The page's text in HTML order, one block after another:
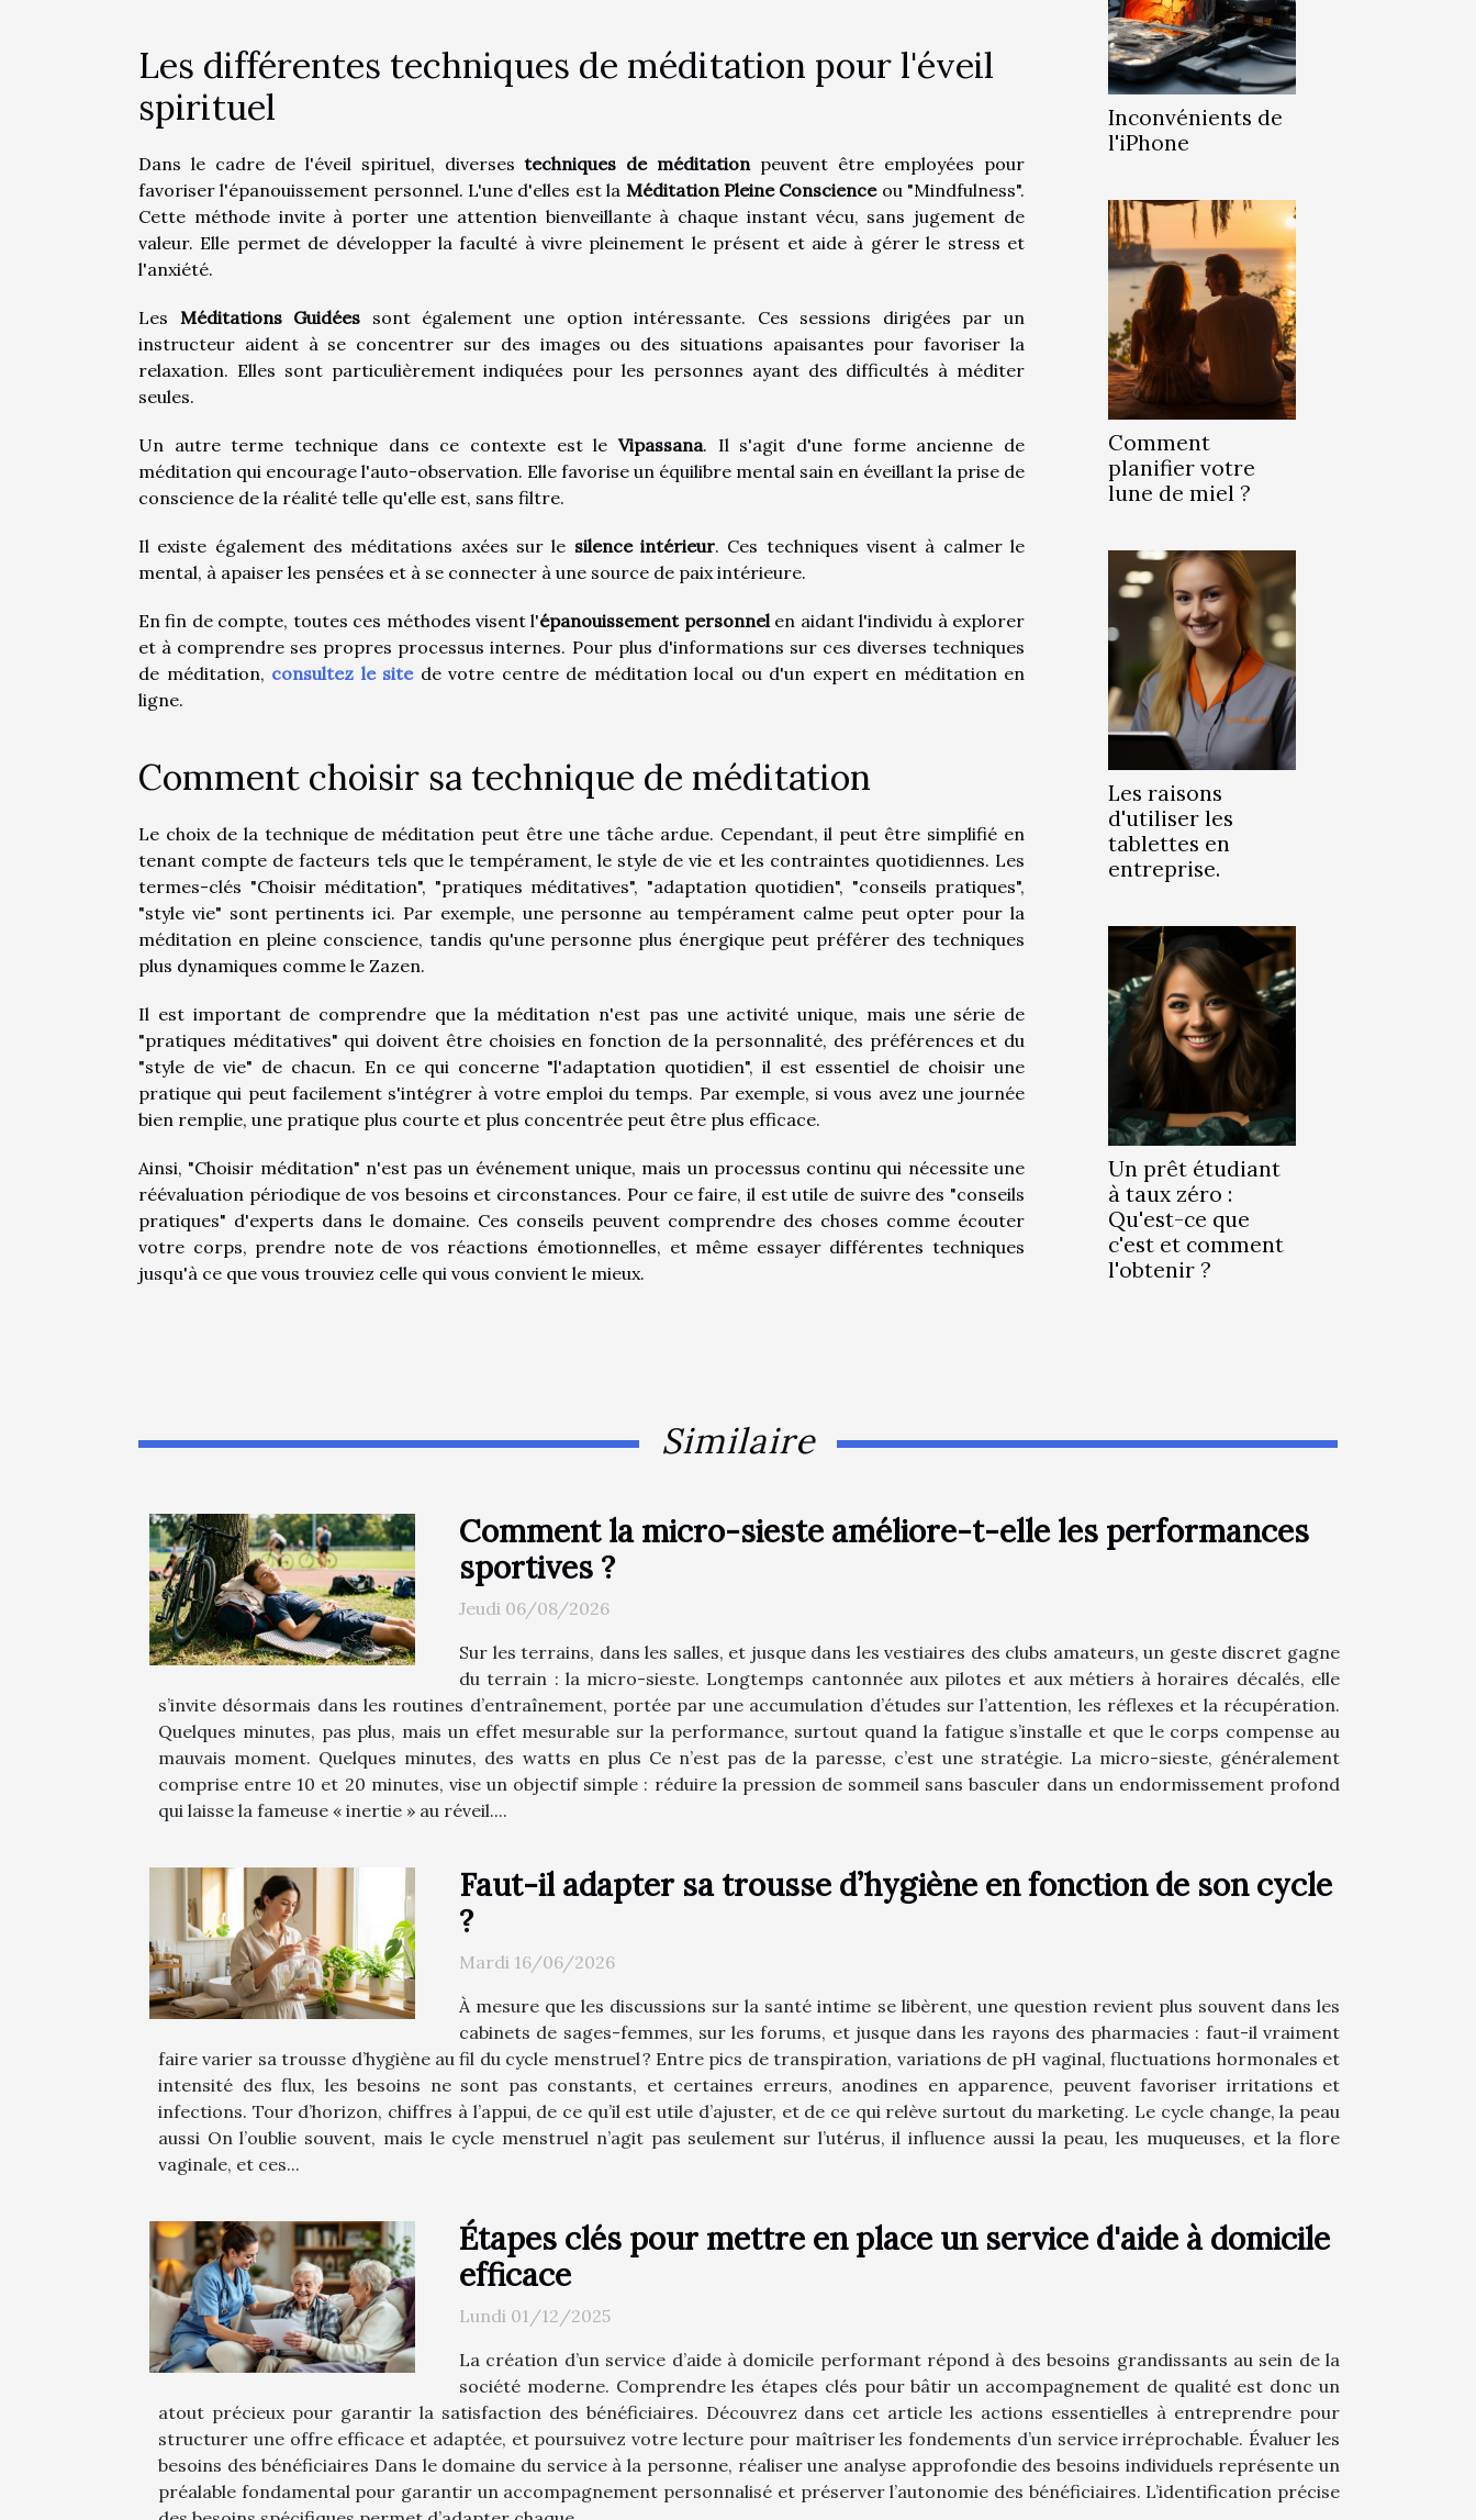
Les différentes techniques de méditation pour l'éveil
spirituel
Dans le cadre de l'éveil spirituel, diversestechniques de méditationpeuvent être employées pour
favoriser l'épanouissement personnel. L'une d'elles est la Méditation Pleine Conscienceou "Mindfulness".
Cette méthode invite à porter une attention bienveillante à chaque instant vécu, sans jugement de
valeur. Elle permet de développer la faculté à vivre pleinement le présent et aide à gérer le stress et
l'anxiété.
Les Méditations Guidées sont également une option intéressante. Ces sessions dirigées par un
instructeur aident à se concentrer sur des images ou des situations apaisantes pour favoriser la
relaxation. Elles sont particulièrement indiquées pour les personnes ayant des difficultés à méditer
seules.
Un autre terme technique dans ce contexte est le Vipassana. Il s'agit d'une forme ancienne de
méditation qui encourage l'auto-observation. Elle favorise un équilibre mental sain en éveillant la prise de
conscience de la réalité telle qu'elle est, sans filtre.
Il existe également des méditations axées sur le silence intérieur. Ces techniques visent à calmer le
mental, à apaiser les pensées et à se connecter à une source de paix intérieure.
En fin de compte, toutes ces méthodes visent l'épanouissement personnelen aidant l'individu à explorer
et à comprendre ses propres processus internes. Pour plus d'informations sur ces diverses techniques
de méditation, consultez le sitede votre centre de méditation local ou d'un expert en méditation en
ligne.
Comment choisir sa technique de méditation
Le choix de la technique de méditation peut être une tâche ardue. Cependant, il peut être simplifié en
tenant compte de facteurs tels que le tempérament, le style de vie et les contraintes quotidiennes. Les
termes-clés "Choisir méditation", "pratiques méditatives", "adaptation quotidien", "conseils pratiques",
"style vie" sont pertinents ici. Par exemple, une personne au tempérament calme peut opter pour la
méditation en pleine conscience, tandis qu'une personne plus énergique peut préférer des techniques
plus dynamiques comme le Zazen.
Il est important de comprendre que la méditation n'est pas une activité unique, mais une série de
"pratiques méditatives" qui doivent être choisies en fonction de la personnalité, des préférences et du
"style de vie" de chacun. En ce qui concerne "l'adaptation quotidien", il est essentiel de choisir une
pratique qui peut facilement s'intégrer à votre emploi du temps. Par exemple, si vous avez une journée
bien remplie, une pratique plus courte et plus concentrée peut être plus efficace.
Ainsi, "Choisir méditation" n'est pas un événement unique, mais un processus continu qui nécessite une
réévaluation périodique de vos besoins et circonstances. Pour ce faire, il est utile de suivre des "conseils
pratiques" d'experts dans le domaine. Ces conseils peuvent comprendre des choses comme écouter
votre corps, prendre note de vos réactions émotionnelles, et même essayer différentes techniques
jusqu'à ce que vous trouviez celle qui vous convient le mieux.
Inconvénients de
l'iPhone
Comment
planifier votre
lune de miel ?
Les raisons
d'utiliser les
tablettes en
entreprise.
Un prêt étudiant
à taux zéro :
Qu'est-ce que
c'est et comment
l'obtenir ?
Similaire
Comment la micro-sieste améliore-t-elle les performances
sportives ?
Jeudi 06/08/2026
Sur les terrains, dans les salles, et jusque dans les vestiaires des clubs amateurs, un geste discret gagne
du terrain : la micro-sieste. Longtemps cantonnée aux pilotes et aux métiers à horaires décalés, elle
s’invite désormais dans les routines d’entraînement, portée par une accumulation d’études sur l’attention, les réflexes et la récupération.
Quelques minutes, pas plus, mais un effet mesurable sur la performance, surtout quand la fatigue s’installe et que le corps compense au
mauvais moment. Quelques minutes, des watts en plus Ce n’est pas de la paresse, c’est une stratégie. La micro-sieste, généralement
comprise entre 10 et 20 minutes, vise un objectif simple : réduire la pression de sommeil sans basculer dans un endormissement profond
qui laisse la fameuse « inertie » au réveil....
Faut-il adapter sa trousse d’hygiène en fonction de son cycle
?
Mardi 16/06/2026
À mesure que les discussions sur la santé intime se libèrent, une question revient plus souvent dans les
cabinets de sages-femmes, sur les forums, et jusque dans les rayons des pharmacies : faut-il vraiment
faire varier sa trousse d’hygiène au fil du cycle menstruel ? Entre pics de transpiration, variations de pH vaginal, fluctuations hormonales et
intensité des flux, les besoins ne sont pas constants, et certaines erreurs, anodines en apparence, peuvent favoriser irritations et
infections. Tour d’horizon, chiffres à l’appui, de ce qu’il est utile d’ajuster, et de ce qui relève surtout du marketing. Le cycle change, la peau
aussi On l’oublie souvent, mais le cycle menstruel n’agit pas seulement sur l’utérus, il influence aussi la peau, les muqueuses, et la flore
vaginale, et ces...
Étapes clés pour mettre en place un service d'aide à domicile
efficace
Lundi 01/12/2025
La création d’un service d’aide à domicile performant répond à des besoins grandissants au sein de la
société moderne. Comprendre les étapes clés pour bâtir un accompagnement de qualité est donc un
atout précieux pour garantir la satisfaction des bénéficiaires. Découvrez dans cet article les actions essentielles à entreprendre pour
structurer une offre efficace et adaptée, et poursuivez votre lecture pour maîtriser les fondements d’un service irréprochable. Évaluer les
besoins des bénéficiaires Dans le domaine du service à la personne, réaliser une analyse approfondie des besoins individuels représente un
préalable fondamental pour garantir un accompagnement personnalisé et préserver l’autonomie des bénéficiaires. L’identification précise